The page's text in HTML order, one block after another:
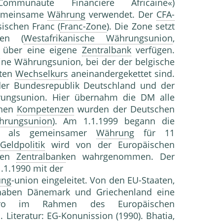
Financiere Africaine«)
Währung verwendet. Der CFA-
Franc (Franc-Zone). Die Zone setzt
(Westafrikanische Währungsunion,
eine eigene Zentralbankverfügen.
Währungsunion, bei der der belgische
Wechselkurs aneinandergekettet sind.
Bundesrepublik Deutschland und der
Hier übernahm die DM alle
Kompetenzen wurden der Deutschen
). Am 1.1.1999 begann die
gemeinsamerWährung für 11
Geldpolitik wird von der Europäischen
Zentralbanken wahrgenommen. Der
mit der
-union eingeleitet. Von den EU-Staaten,
Dänemark und Griechenland eine
Rahmen des Europäischen
EG-Konunission (1990). Bhatia,